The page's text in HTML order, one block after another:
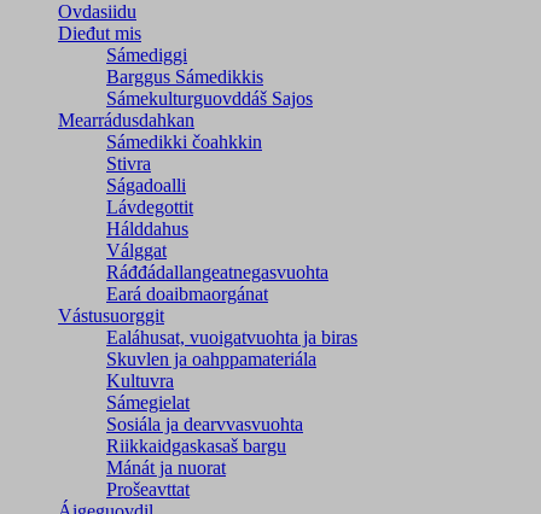
Ovdasiidu
Dieđut mis
Sámediggi
Barggus Sámedikkis
Sámekulturguovddáš Sajos
Mearrádusdahkan
Sámedikki čoahkkin
Stivra
Ságadoalli
Lávdegottit
Hálddahus
Válggat
Ráđđádallangeatnegas­vuohta
Eará doaibmaorgánat
Vástusuorggit
Ealáhusat, vuoigatvuohta ja biras
Skuvlen ja oahppamateriála
Kultuvra
Sámegielat
Sosiála ja dearvvasvuohta
Riikkaidgaskasaš bargu
Mánát ja nuorat
Prošeavttat